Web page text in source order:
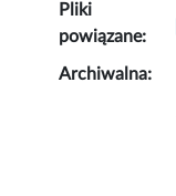
Pliki
powiązane:
Archiwalna: